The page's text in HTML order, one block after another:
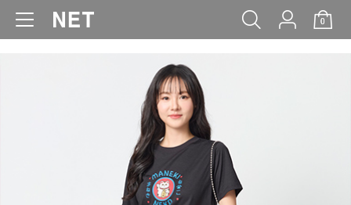
0
WOMEN MEN KIDS BABY